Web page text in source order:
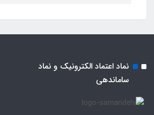
نماد اعتماد الکترونیک و نماد
ساماندهی